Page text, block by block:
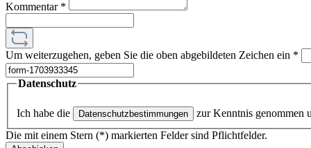
Kommentar *
Um weiterzugehen, geben Sie die oben abgebildeten Zeichen ein *
Datenschutz
Ich habe die Datenschutzbestimmungen
zur Kenntnis genommen
Die mit einem Stern (*) markierten Felder sind Pflichtfelder.